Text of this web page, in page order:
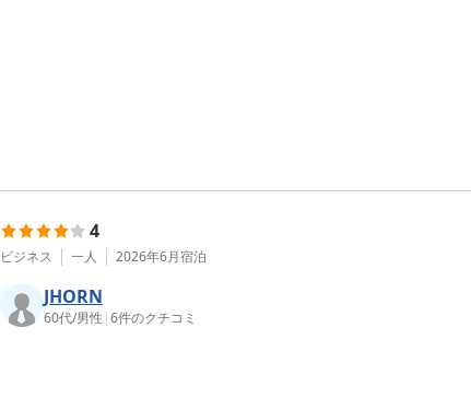
4
ビジネス 一人 2026年6月宿泊
JHORN
60代/男性 |6件のクチコミ